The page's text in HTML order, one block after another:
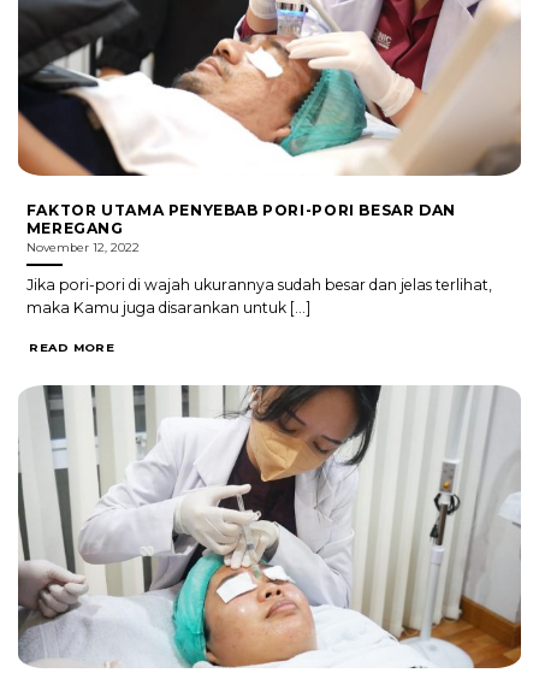
FAKTOR UTAMA PENYEBAB PORI-PORI BESAR DAN
MEREGANG
November 12, 2022
Jika pori-pori di wajah ukurannya sudah besar dan jelas terlihat,
maka Kamu juga disarankan untuk [...]
READ MORE